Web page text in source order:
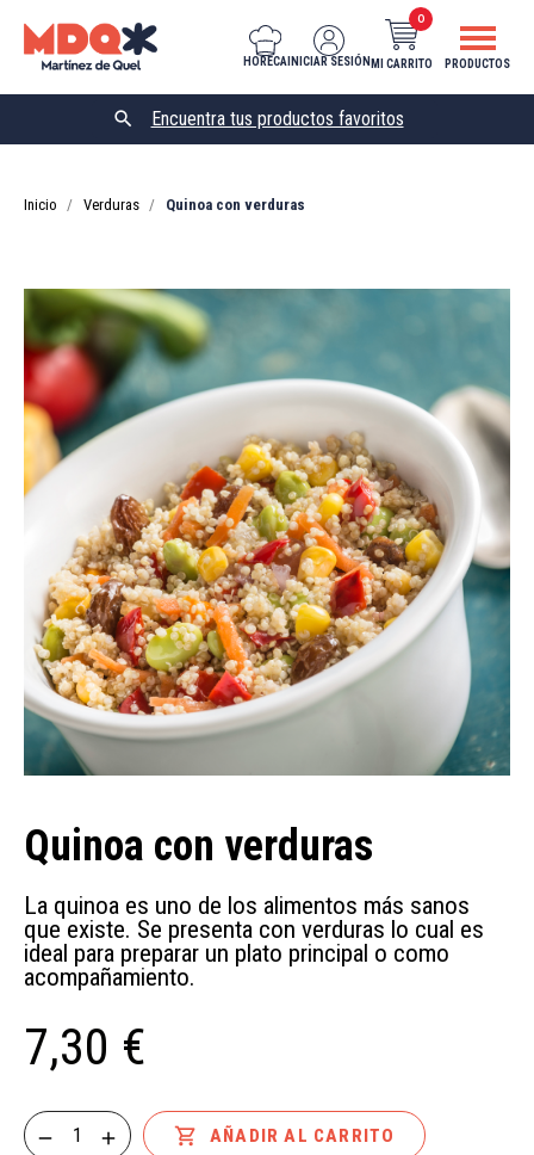
HORECA INICIAR SESIÓN MI CARRITO
0
PRODUCTOS

Inicio Verduras Quinoa con verduras
Quinoa con verduras
La quinoa es uno de los alimentos más sanos
que existe. Se presenta con verduras lo cual es
ideal para preparar un plato principal o como
acompañamiento.
7,30 €
 AÑADIR AL CARRITO